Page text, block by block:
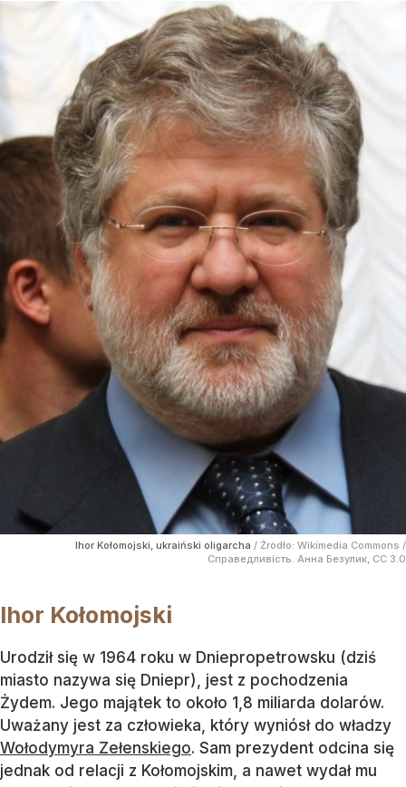
Ihor Kołomojski, ukraiński oligarcha / Źródło: Wikimedia Commons /
Справедливість. Анна Безулик, CC 3.0
Ihor Kołomojski
Urodził się w 1964 roku w Dniepropetrowsku (dziś
miasto nazywa się Dniepr), jest z pochodzenia
Żydem. Jego majątek to około 1,8 miliarda dolarów.
Uważany jest za człowieka, który wyniósł do władzy
Wołodymyra Zełenskiego. Sam prezydent odcina się
jednak od relacji z Kołomojskim, a nawet wydał mu